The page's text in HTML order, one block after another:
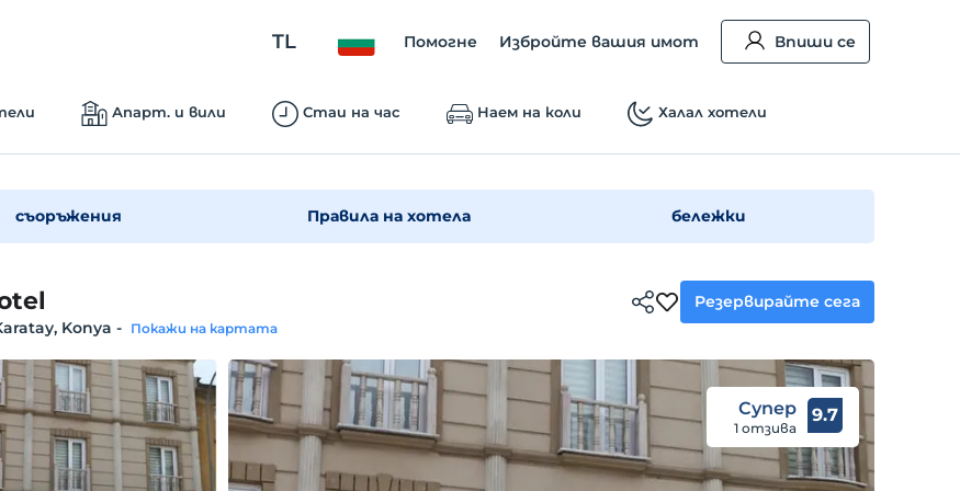
TL Помогне Избройте вашия имот Впиши се
Апарт. и вили Стаи на час Наем на коли Халал хотели
съоръжения Правила на хотела бележки
Konya - Покажи на картата
Резервирайте сега
Супер
1 отзива
9.7